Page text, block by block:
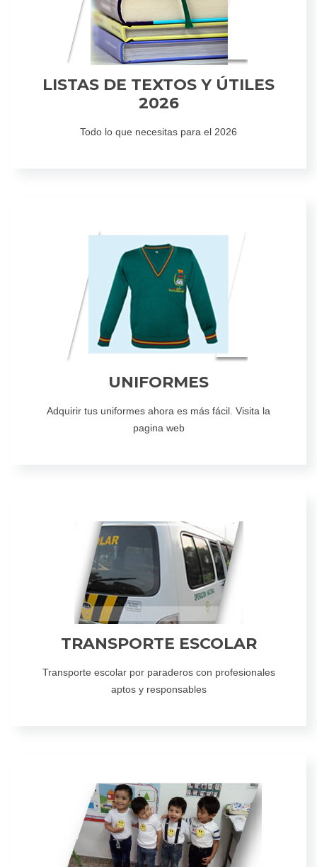
LISTAS DE TEXTOS Y ÚTILES
2026
Todo lo que necesitas para el 2026
UNIFORMES
Adquirir tus uniformes ahora es más fácil. Visita la
pagina web
TRANSPORTE ESCOLAR
Transporte escolar por paraderos con profesionales
aptos y responsables